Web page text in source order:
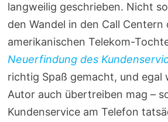
langweilig geschrieben. Nicht
den Wandel in den Call Centern
amerikanischen Telekom-
Neuerfindung des
richtig Spaß gemacht, und egal
Autor auch übertreiben mag –
Kundenservice am Telefon